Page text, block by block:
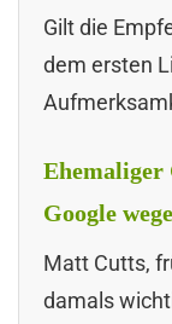
Gilt die
dem ersten
Google
Matt Cutts,
damals